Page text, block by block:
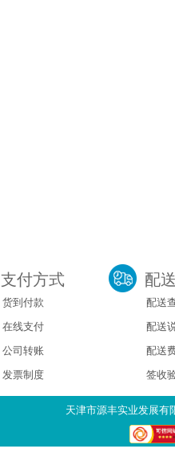
支付方式
货到付款
在线支付
公司转账
发票制度
配
配送
配送
配送
签收
天津市源丰实业发展